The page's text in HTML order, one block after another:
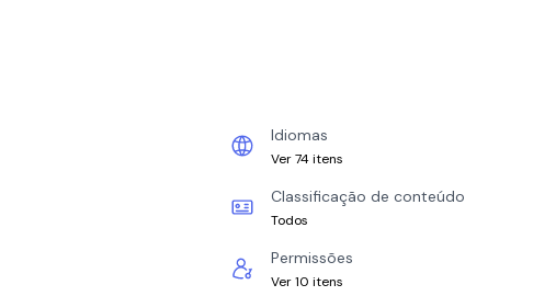
Idiomas
Ver 74 itens
Classificação de conteúdo
Todos
Permissões
Ver 10 itens